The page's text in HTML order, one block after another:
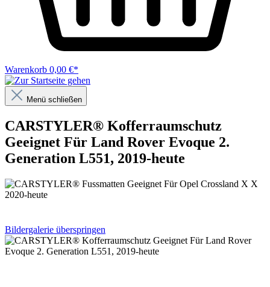
Warenkorb 0,00 €*
Menü schließen
CARSTYLER® Kofferraumschutz
Geeignet Für Land Rover Evoque 2.
Generation L551, 2019-heute
Bildergalerie überspringen